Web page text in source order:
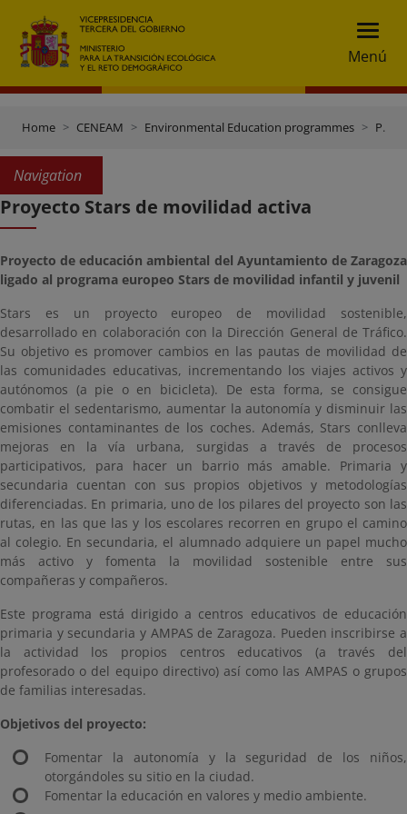
Menú
Home CENEAM Environmental Education programmes Programmes with other bodies
Navigation
Proyecto Stars de movilidad activa
Proyecto de educación ambiental del Ayuntamiento de Zaragoza
ligado al programa europeo Stars de movilidad infantil y juvenil
Stars es un proyecto europeo de movilidad sostenible,
desarrollado en colaboración con la Dirección General de Tráfico.
Su objetivo es promover cambios en las pautas de movilidad de
las comunidades educativas, incrementando los viajes activos y
autónomos (a pie o en bicicleta). De esta forma, se consigue
combatir el sedentarismo, aumentar la autonomía y disminuir las
emisiones contaminantes de los coches. Además, Stars conlleva
mejoras en la vía urbana, surgidas a través de procesos
participativos, para hacer un barrio más amable. Primaria y
secundaria cuentan con sus propios objetivos y metodologías
diferenciadas. En primaria, uno de los pilares del proyecto son las
rutas, en las que las y los escolares recorren en grupo el camino
al colegio. En secundaria, el alumnado adquiere un papel mucho
más activo y fomenta la movilidad sostenible entre sus
compañeras y compañeros.
Este programa está dirigido a centros educativos de educación
primaria y secundaria y AMPAS de Zaragoza. Pueden inscribirse a
la actividad los propios centros educativos (a través del
profesorado o del equipo directivo) así como las AMPAS o grupos
de familias interesadas.
Objetivos del proyecto:
Fomentar la autonomía y la seguridad de los niños,
otorgándoles su sitio en la ciudad.
Fomentar la educación en valores y medio ambiente.